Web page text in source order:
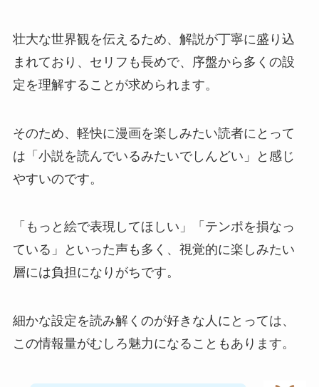
壮大な世界観を伝えるため、解説が丁寧に盛り込
まれており、セリフも長めで、序盤から多くの設
定を理解することが求められます。
そのため、軽快に漫画を楽しみたい読者にとって
は「小説を読んでいるみたいでしんどい」と感じ
やすいのです。
「もっと絵で表現してほしい」「テンポを損なっ
ている」といった声も多く、視覚的に楽しみたい
層には負担になりがちです。
細かな設定を読み解くのが好きな人にとっては、
この情報量がむしろ魅力になることもあります。